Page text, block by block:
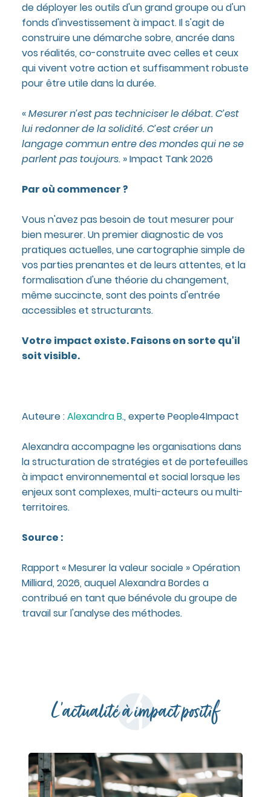
de déployer les outils d'un grand groupe ou d'un
fonds d'investissement à impact. Il s'agit de
construire une démarche sobre, ancrée dans
vos réalités, co-construite avec celles et ceux
qui vivent votre action et suffisamment robuste
pour être utile dans la durée.
«Mesurer n’est pas techniciser le débat. C’est
lui redonner de la solidité. C’est créer un
langage commun entre des mondes qui ne se
parlent pas toujours. » Impact Tank 2026
Par où commencer ?
Vous n'avez pas besoin de tout mesurer pour
bien mesurer. Un premier diagnostic de vos
pratiques actuelles, une cartographie simple de
vos parties prenantes et de leurs attentes, et la
formalisation d'une théorie du changement,
même succincte, sont des points d'entrée
accessibles et structurants.
Votre impact existe. Faisons en sorte qu'il
soit visible.
Auteure :Alexandra B., experte People4Impact
Alexandra accompagne les organisations dans
la structuration de stratégies et de portefeuilles
à impact environnemental et social lorsque les
enjeux sont complexes, multi-acteurs ou multi-
territoires.
Source :
Rapport « Mesurer la valeur sociale » Opération
Milliard, 2026, auquel Alexandra Bordes a
contribué en tant que bénévole du groupe de
travail sur l'analyse des méthodes.
L'actualité à impact positif